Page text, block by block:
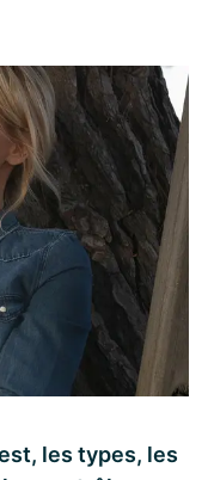
les types, les